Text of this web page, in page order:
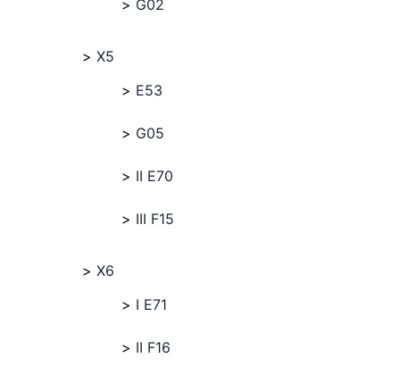
G02
X5
E53
G05
II E70
III F15
X6
I E71
II F16